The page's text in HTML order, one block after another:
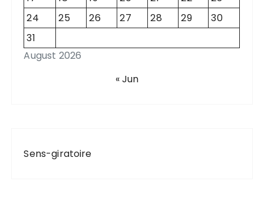
August 2026
24
25 26 27 28 29
30
31
« Jun
Sens-giratoire